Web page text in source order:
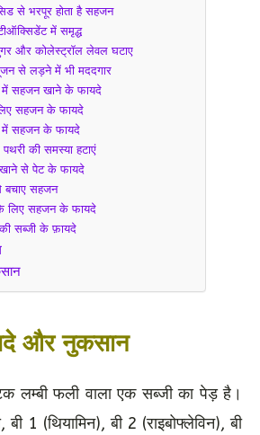
से भरपूर होता है सहजन
में समृद्ध
और कोलेस्ट्रॉल लेवल घटाए
से लड़ने में भी मददगार
में सहजन खाने के फायदे
सहजन के फायदे
में सहजन के फायदे
की समस्या हटाएं
से पेट के फायदे
सहजन
लिए सहजन के फायदे
सब्जी के फ़ायदे
और नुकसान
लम्बी फली वाला एक सब्जी का पेड़ है।
1 (थियामिन), बी 2 (राइबोफ्लेविन), बी